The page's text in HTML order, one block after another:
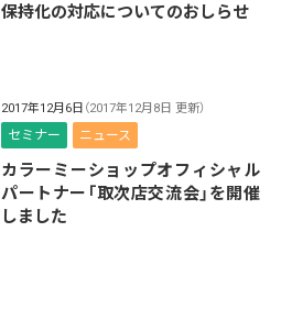
保持化の対応についてのおしらせ
2017年12月6日 （2017年12月8日 更新）
セミナー ニュース
カラーミーショップオフィシャル
パートナー「取次店交流会」を開催
しました